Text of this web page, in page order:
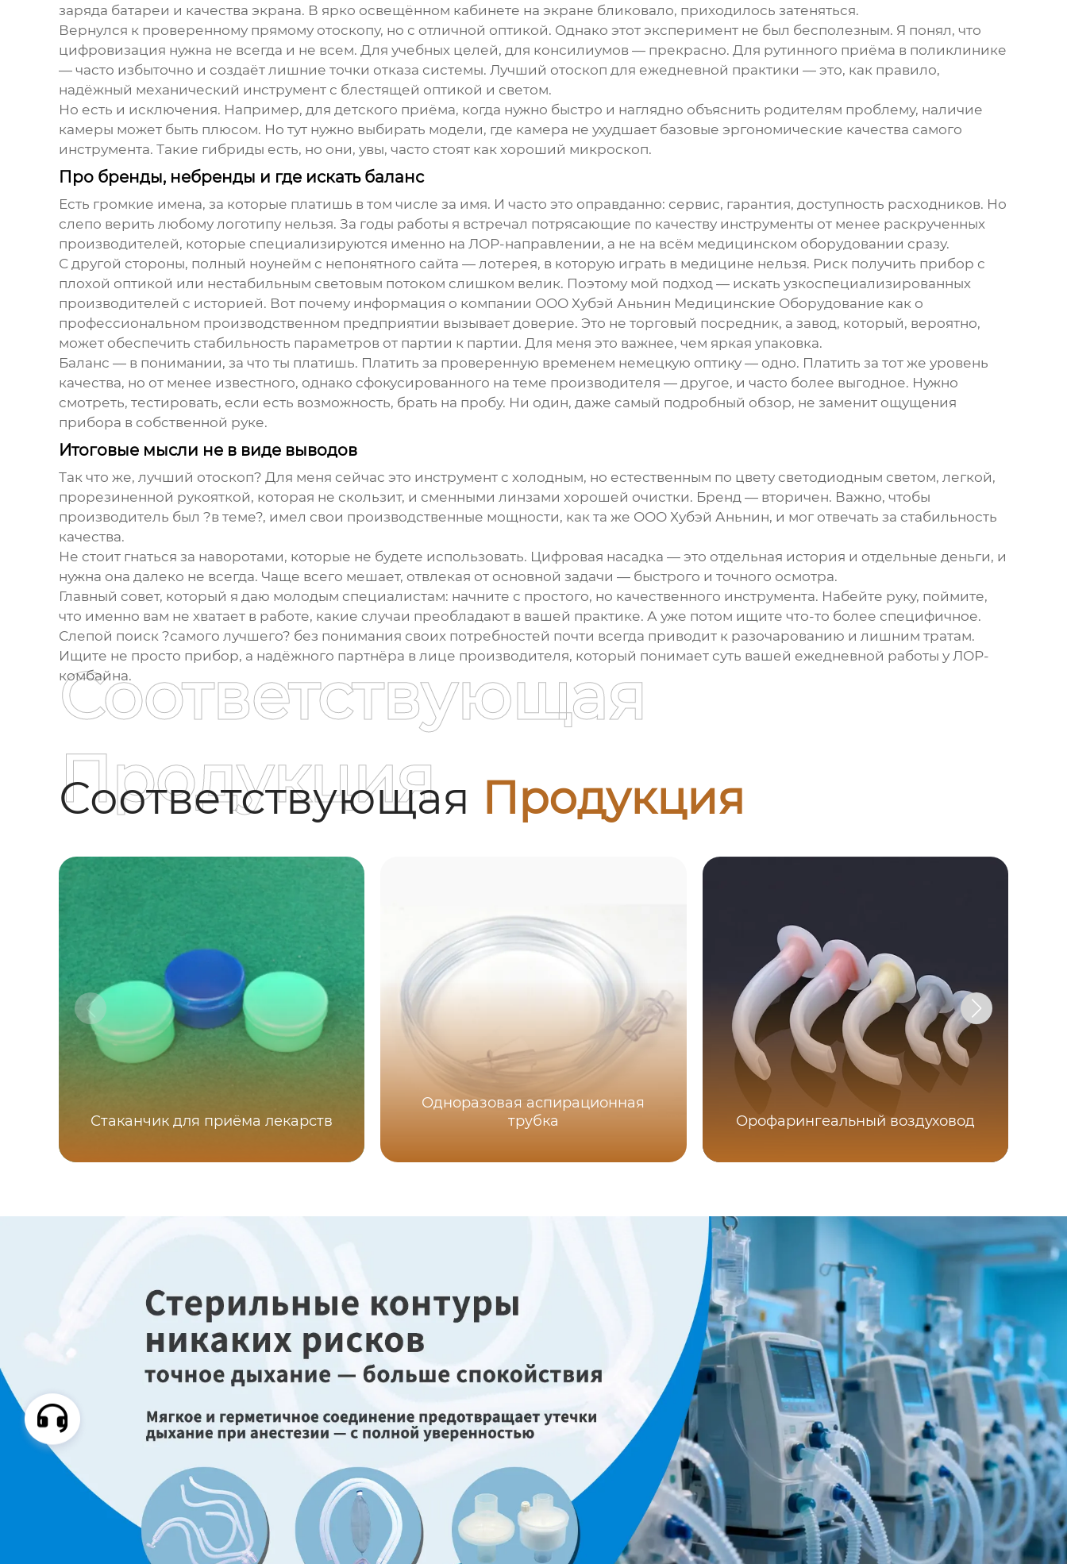
заряда батареи и качества экрана. В ярко освещённом кабинете на экране бликовало, приходилось затеняться.
Вернулся к проверенному прямому отоскопу, но с отличной оптикой. Однако этот эксперимент не был бесполезным. Я понял, что
цифровизация нужна не всегда и не всем. Для учебных целей, для консилиумов — прекрасно. Для рутинного приёма в поликлинике
— часто избыточно и создаёт лишние точки отказа системы. Лучший отоскоп для ежедневной практики — это, как правило,
надёжный механический инструмент с блестящей оптикой и светом.
Но есть и исключения. Например, для детского приёма, когда нужно быстро и наглядно объяснить родителям проблему, наличие
камеры может быть плюсом. Но тут нужно выбирать модели, где камера не ухудшает базовые эргономические качества самого
инструмента. Такие гибриды есть, но они, увы, часто стоят как хороший микроскоп.
Про бренды, небренды и где искать баланс
Есть громкие имена, за которые платишь в том числе за имя. И часто это оправданно: сервис, гарантия, доступность расходников. Но
слепо верить любому логотипу нельзя. За годы работы я встречал потрясающие по качеству инструменты от менее раскрученных
производителей, которые специализируются именно на ЛОР-направлении, а не на всём медицинском оборудовании сразу.
С другой стороны, полный ноунейм с непонятного сайта — лотерея, в которую играть в медицине нельзя. Риск получить прибор с
плохой оптикой или нестабильным световым потоком слишком велик. Поэтому мой подход — искать узкоспециализированных
производителей с историей. Вот почему информация о компании ООО Хубэй Аньнин Медицинские Оборудование как о
профессиональном производственном предприятии вызывает доверие. Это не торговый посредник, а завод, который, вероятно,
может обеспечить стабильность параметров от партии к партии. Для меня это важнее, чем яркая упаковка.
Баланс — в понимании, за что ты платишь. Платить за проверенную временем немецкую оптику — одно. Платить за тот же уровень
качества, но от менее известного, однако сфокусированного на теме производителя — другое, и часто более выгодное. Нужно
смотреть, тестировать, если есть возможность, брать на пробу. Ни один, даже самый подробный обзор, не заменит ощущения
прибора в собственной руке.
Итоговые мысли не в виде выводов
Так что же, лучший отоскоп? Для меня сейчас это инструмент с холодным, но естественным по цвету светодиодным светом, легкой,
прорезиненной рукояткой, которая не скользит, и сменными линзами хорошей очистки. Бренд — вторичен. Важно, чтобы
производитель был ?в теме?, имел свои производственные мощности, как та же ООО Хубэй Аньнин, и мог отвечать за стабильность
качества.
Не стоит гнаться за наворотами, которые не будете использовать. Цифровая насадка — это отдельная история и отдельные деньги, и
нужна она далеко не всегда. Чаще всего мешает, отвлекая от основной задачи — быстрого и точного осмотра.
Главный совет, который я даю молодым специалистам: начните с простого, но качественного инструмента. Набейте руку, поймите,
что именно вам не хватает в работе, какие случаи преобладают в вашей практике. А уже потом ищите что-то более специфичное.
Слепой поиск ?самого лучшего? без понимания своих потребностей почти всегда приводит к разочарованию и лишним тратам.
Ищите не просто прибор, а надёжного партнёра в лице производителя, который понимает суть вашей ежедневной работы у ЛОР-
комбайна.
Соответствующая Продукция
Соответствующая
Продукция
Стаканчик для приёма лекарств
Одноразовая аспирационная
трубка
Орофарингеальный воздуховод